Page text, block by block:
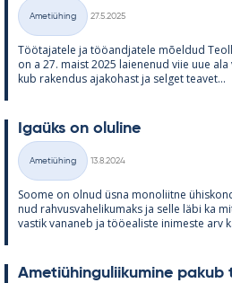
Kategooriad
Ametiühing
27.5.2025
Töö­ta­ja­tele ja töö­and­ja­tele mõel­dud
on a 27. maist 2025 lai­e­ne­nud viie uue
kub ra­ken­dus aja­ko­hast ja sel­get tea­vet...
Igaüks on olu­line
Kategooriad
Ametiühing
13.8.2024
Soome on ol­nud üsna mo­no­liitne
nud rah­vus­va­he­li­ku­maks ja selle läbi ka
vas­tik va­na­neb ja töö­ea­liste ini­meste arv
Ame­tiü­hin­gu­lii­ku­mine